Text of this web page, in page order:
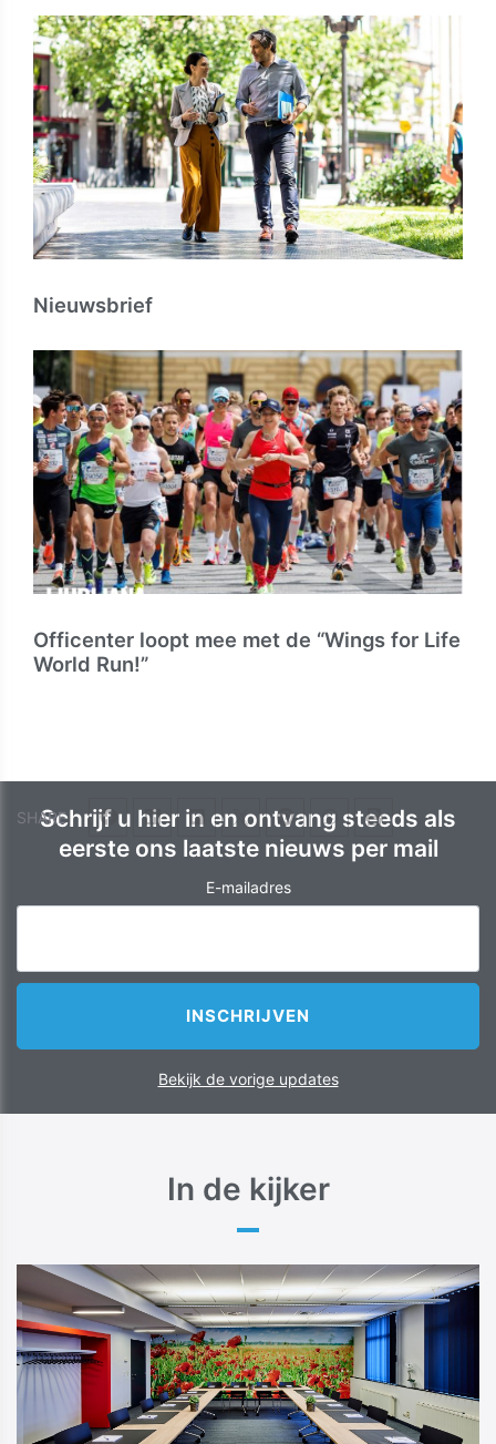
SHARE
Nieuwsbrief
Officenter loopt mee met de “Wings for Life
World Run!”
Schrijf u hier in en ontvang steeds als
eerste ons laatste nieuws per mail
E-mailadres
Bekijk de vorige updates
In de kijker